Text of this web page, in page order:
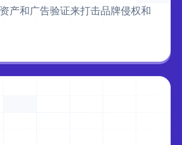
产和广告验证来打击品牌侵权和